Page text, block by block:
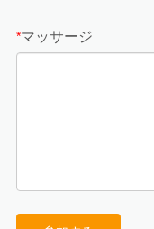
*マッサージ